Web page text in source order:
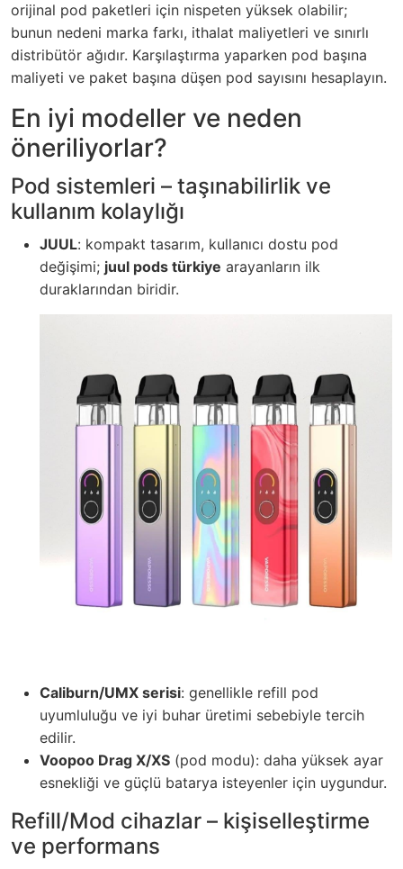
orijinal pod paketleri için nispeten yüksek olabilir;
bunun nedeni marka farkı, ithalat maliyetleri ve sınırlı
distribütör ağıdır. Karşılaştırma yaparken pod başına
maliyeti ve paket başına düşen pod sayısını hesaplayın.
En iyi modeller ve neden
öneriliyorlar?
Pod sistemleri – taşınabilirlik ve
kullanım kolaylığı
JUUL: kompakt tasarım, kullanıcı dostu pod
değişimi; juul pods türkiye arayanların ilk
duraklarından biridir.
Caliburn/UMX serisi: genellikle refill pod
uyumluluğu ve iyi buhar üretimi sebebiyle tercih
edilir.
Voopoo Drag X/XS (pod modu): daha yüksek ayar
esnekliği ve güçlü batarya isteyenler için uygundur.
Refill/Mod cihazlar – kişiselleştirme
ve performans